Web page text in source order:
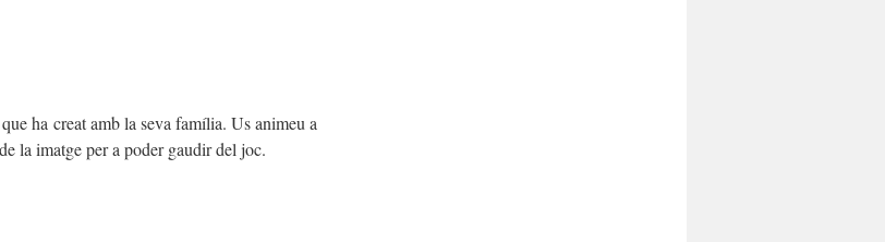
ha creat amb la seva família. Us animeu a
la imatge per a poder gaudir del joc.